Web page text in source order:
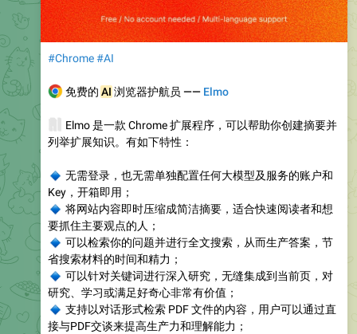
#Chrome#AI
免费的 AI 浏览器护航员 —— Elmo
Elmo 是一款 Chrome 扩展程序，可以帮助你创建摘要并
列举扩展知识。有如下特性：
无需登录，也无需单独配置任何大模型及服务的账户和
Key，开箱即用；
将网站内容即时压缩成简洁摘要，适合快速阅读者和想
要抓住主要观点的人；
可以检索你的问题并进行全文搜索，从而生产答案，节
省搜索材料的时间和精力；
可以针对关键词进行深入研究，无缝集成到当前页，对
研究、学习或满足好奇心非常有价值；
支持以对话形式检索 PDF 文件的内容，用户可以通过直
接与PDF交谈来提高生产力和理解能力；